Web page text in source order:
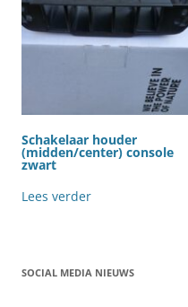
Schakelaar houder
(midden/center) console
zwart
Lees verder
SOCIAL MEDIA NIEUWS